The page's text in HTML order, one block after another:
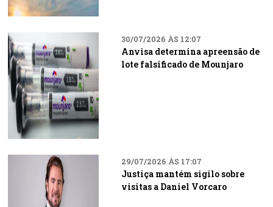
30/07/2026 ÀS 12:07
Anvisa determina apreensão de
lote falsificado de Mounjaro
29/07/2026 ÀS 17:07
Justiça mantém sigilo sobre
visitas a Daniel Vorcaro